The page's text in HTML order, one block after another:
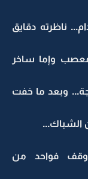
ناظرته دقايق
وإما ساخر
وبعد ما خفت
الشباك...
وقف فواحد من